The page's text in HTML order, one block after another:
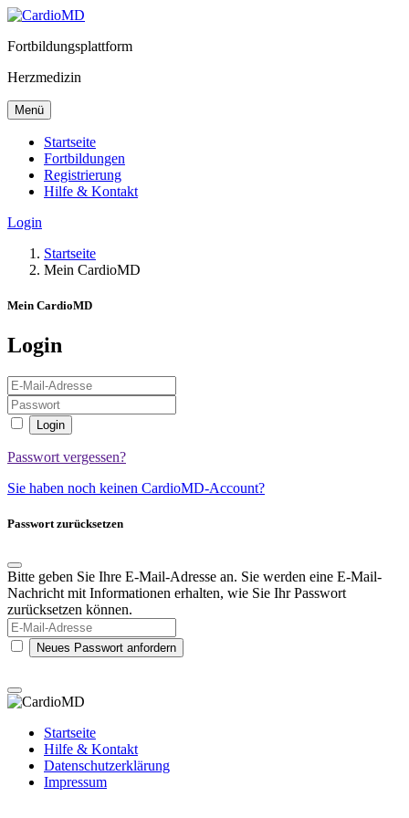
Fortbildungsplattform
Herzmedizin
Menü
Startseite
Fortbildungen
Registrierung
Hilfe & Kontakt
Login
Startseite
Mein CardioMD
Mein CardioMD
Login
Login
Passwort vergessen?
Sie haben noch keinen CardioMD-Account?
Passwort zurücksetzen
Bitte geben Sie Ihre E-Mail-Adresse an. Sie werden eine E-Mail-
Nachricht mit Informationen erhalten, wie Sie Ihr Passwort
zurücksetzen können.
Neues Passwort anfordern
Startseite
Hilfe & Kontakt
Datenschutzerklärung
Impressum